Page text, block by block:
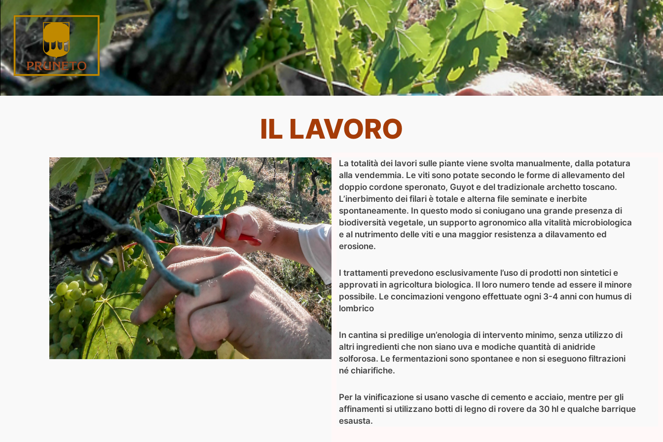
IL LAVORO
La totalità dei lavori sulle piante viene svolta manualmente, dalla potatura
alla vendemmia. Le viti sono potate secondo le forme di allevamento del
doppio cordone speronato, Guyot e del tradizionale archetto toscano.
L’inerbimento dei filari è totale e alterna file seminate e inerbite
spontaneamente. In questo modo si coniugano una grande presenza di
biodiversità vegetale, un supporto agronomico alla vitalità microbiologica
e al nutrimento delle viti e una maggior resistenza a dilavamento ed
erosione.
I trattamenti prevedono esclusivamente l’uso di prodotti non sintetici e
approvati in agricoltura biologica. Il loro numero tende ad essere il minore
possibile. Le concimazioni vengono effettuate ogni 3-4 anni con humus di
lombrico
In cantina si predilige un’enologia di intervento minimo, senza utilizzo di
altri ingredienti che non siano uva e modiche quantità di anidride
solforosa. Le fermentazioni sono spontanee e non si eseguono filtrazioni
né chiarifiche.
Per la vinificazione si usano vasche di cemento e acciaio, mentre per gli
affinamenti si utilizzano botti di legno di rovere da 30 hl e qualche barrique
esausta.